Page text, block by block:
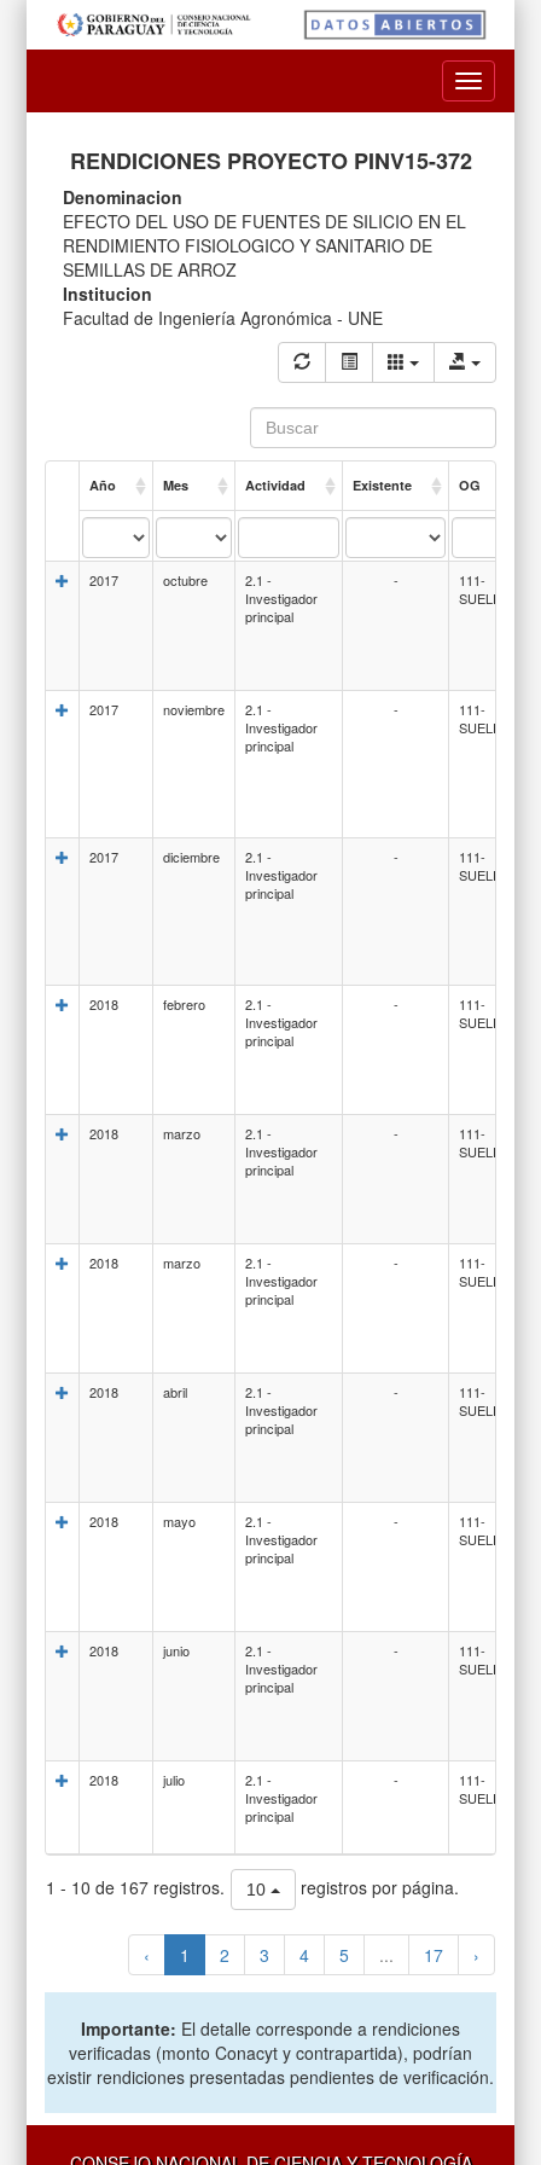
Toggle
RENDICIONES PROYECTO PINV15-372
Denominacion
EFECTO DEL USO DE FUENTES DE SILICIO EN EL
RENDIMIENTO FISIOLOGICO Y SANITARIO DE
SEMILLAS DE ARROZ
Institucion
Facultad de Ingeniería Agronómica - UNE
Año Mes Actividad Existente OG
2017 octubre
2.1 -
Investigador
principal
-
111-
SUELDOS
2017 noviembre
2.1 -
Investigador
principal
-
111-
SUELDOS
2017 diciembre
2.1 -
Investigador
principal
-
111-
SUELDOS
2018 febrero
2.1 -
Investigador
principal
-
111-
SUELDOS
2018 marzo
2.1 -
Investigador
principal
-
111-
SUELDOS
2018 marzo
2.1 -
Investigador
principal
-
111-
SUELDOS
2018 abril
2.1 -
Investigador
principal
-
111-
SUELDOS
2018 mayo
2.1 -
Investigador
principal
-
111-
SUELDOS
2018 junio
2.1 -
Investigador
principal
-
111-
SUELDOS
2018 julio
2.1 -
Investigador
principal
-
111-
SUELDOS
1 - 10 de 167 registros. 10 registros por página.
‹ 1 2 3 4 5 ... 17 ›
Importante: El detalle corresponde a rendiciones
verificadas (monto Conacyt y contrapartida), podrían
existir rendiciones presentadas pendientes de verificación.